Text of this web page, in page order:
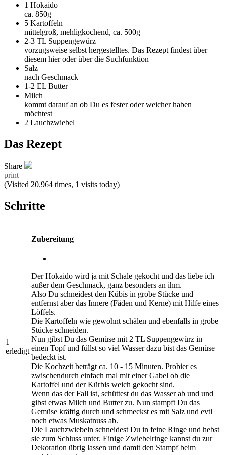
1 Hokaido
ca. 850g
5 Kartoffeln
mittelgroß, mehligkochend, ca. 500g
2-3 TL Suppengewürz
vorzugsweise selbst hergestelltes. Das Rezept findest über
diesem hier oder über die Suchfunktion
Salz
nach Geschmack
1-2 EL Butter
Milch
kommt darauf an ob Du es fester oder weicher haben
möchtest
2 Lauchzwiebel
Das Rezept
Share
print
(Visited 20.964 times, 1 visits today)
Schritte
1
erledigt
Zubereitung
Der Hokaido wird ja mit Schale gekocht und das liebe ich
außer dem Geschmack, ganz besonders an ihm.
Also Du schneidest den Kübis in grobe Stücke und
entfernst aber das Innere (Fäden und Kerne) mit Hilfe eines
Löffels.
Die Kartoffeln wie gewohnt schälen und ebenfalls in grobe
Stücke schneiden.
Nun gibst Du das Gemüse mit 2 TL Suppengewürz in
einen Topf und füllst so viel Wasser dazu bist das Gemüse
bedeckt ist.
Die Kochzeit beträgt ca. 10 - 15 Minuten. Probier es
zwischendurch einfach mal mit einer Gabel ob die
Kartoffel und der Kürbis weich gekocht sind.
Wenn das der Fall ist, schüttest du das Wasser ab und und
gibst etwas Milch und Butter zu. Nun stampft Du das
Gemüse kräftig durch und schmeckst es mit Salz und evtl
noch etwas Muskatnuss ab.
Die Lauchzwiebeln schneidest Du in feine Ringe und hebst
sie zum Schluss unter. Einige Zwiebelringe kannst du zur
Dekoration übrig lassen und damit den Stampf beim